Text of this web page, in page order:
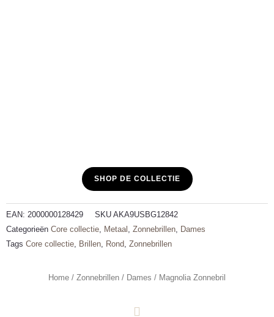
SHOP DE COLLECTIE
EAN: 2000000128429 SKU AKA9USBG12842
Categorieën Core collectie, Metaal , Zonnebrillen, Dames
Tags Core collectie, Brillen, Rond, Zonnebrillen
Home / Zonnebrillen / Dames / Magnolia Zonnebril